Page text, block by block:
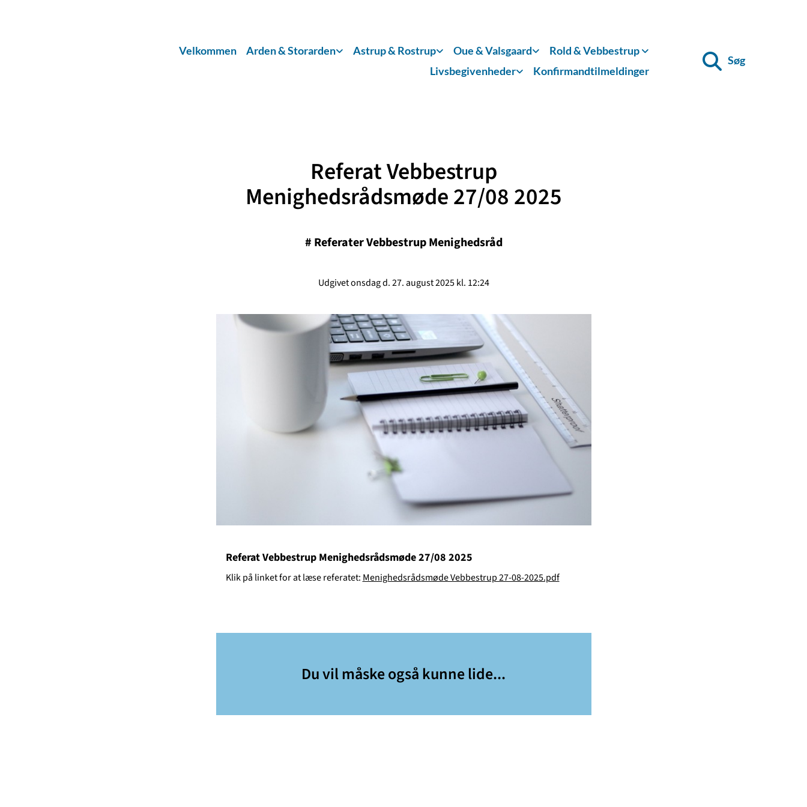
Velkommen Arden & Storarden Astrup & Rostrup Oue & Valsgaard
Rold & Vebbestrup
Livsbegivenheder
Konfirmandtilmeldinger
Søg
Referat Vebbestrup
Menighedsrådsmøde 27/08 2025
# Referater Vebbestrup Menighedsråd
Udgivet onsdag d. 27. august 2025 kl. 12:24
Referat Vebbestrup Menighedsrådsmøde 27/08 2025
Klik på linket for at læse referatet: Menighedsrådsmøde Vebbestrup 27-08-2025.pdf
Du vil måske også kunne lide...